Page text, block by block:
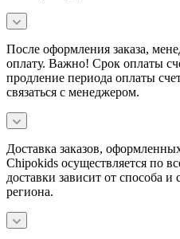
После оформления заказа,
оплату. Важно! Срок оплаты
продление периода оплаты
связаться с менеджером.
Доставка заказов,
Chipokids осуществляется по
доставки зависит от способа
региона.